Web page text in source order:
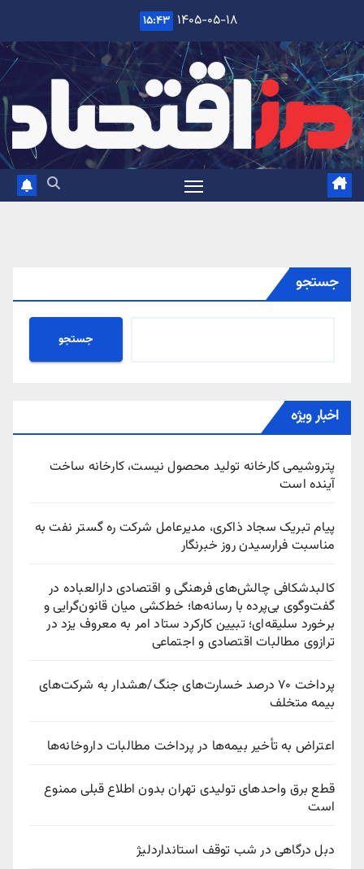
content
۱۴۰۵-۰۵-۱۸ ۱۵:۴۳
جستجو
جستجو
اخبار ویژه
پتروشیمی کارخانه تولید محصول نیست، کارخانه ساخت
آینده است
پیام تبریک سجاد ذاکری، مدیرعامل شرکت ره‌ گستر نفت به
مناسبت فرارسیدن روز خبرنگار
کالبدشکافی چالش‌های فرهنگی و اقتصادی دارالعباده در
گفت‌وگوی بی‌پرده با رسانه‌ها؛ خط‌کشی میان قانون‌گرایی و
برخورد سلیقه‌ای؛ تبیین کارکرد ستاد امر به معروف یزد در
ترازوی مطالبات اقتصادی و اجتماعی
پرداخت ۷۰ درصد خسارت‌های جنگ/هشدار به شرکت‌های
بیمه متخلف
اعتراض به تأخیر بیمه‌ها در پرداخت مطالبات داروخانه‌ها
قطع برق واحدهای تولیدی تهران بدون اطلاع قبلی ممنوع
است
دبل درگاهی در شب توقف استانداردلیژ